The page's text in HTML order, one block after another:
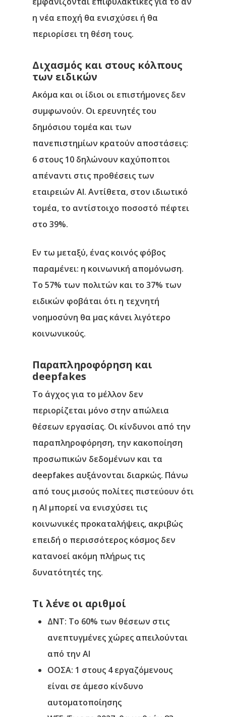
η νέα εποχή θα ενισχύσει ή θα
περιορίσει τη θέση τους.
Διχασμός και στους κόλπους
των ειδικών
Ακόμα και οι ίδιοι οι επιστήμονες δεν
συμφωνούν. Οι ερευνητές του
δημόσιου τομέα και των
πανεπιστημίων κρατούν αποστάσεις:
6 στους 10 δηλώνουν καχύποπτοι
απέναντι στις προθέσεις των
εταιρειών ΑΙ. Αντίθετα, στον ιδιωτικό
τομέα, το αντίστοιχο ποσοστό πέφτει
στο 39%.
Εν τω μεταξύ, ένας κοινός φόβος
παραμένει: η κοινωνική απομόνωση.
Το 57% των πολιτών και το 37% των
ειδικών φοβάται ότι η τεχνητή
νοημοσύνη θα μας κάνει λιγότερο
κοινωνικούς.
Παραπληροφόρηση και
deepfakes
Το άγχος για το μέλλον δεν
περιορίζεται μόνο στην απώλεια
θέσεων εργασίας. Οι κίνδυνοι από την
παραπληροφόρηση, την κακοποίηση
προσωπικών δεδομένων και τα
deepfakes αυξάνονται διαρκώς. Πάνω
από τους μισούς πολίτες πιστεύουν ότι
η ΑΙ μπορεί να ενισχύσει τις
κοινωνικές προκαταλήψεις, ακριβώς
επειδή ο περισσότερος κόσμος δεν
κατανοεί ακόμη πλήρως τις
δυνατότητές της.
Τι λένε οι αριθμοί
ΔΝΤ: Το 60% των θέσεων στις
ανεπτυγμένες χώρες απειλούνται
από την ΑΙ
ΟΟΣΑ: 1 στους 4 εργαζόμενους
είναι σε άμεσο κίνδυνο
αυτοματοποίησης
Αρχική
Υπηρεσίες
Νέα
Επικοινωνία